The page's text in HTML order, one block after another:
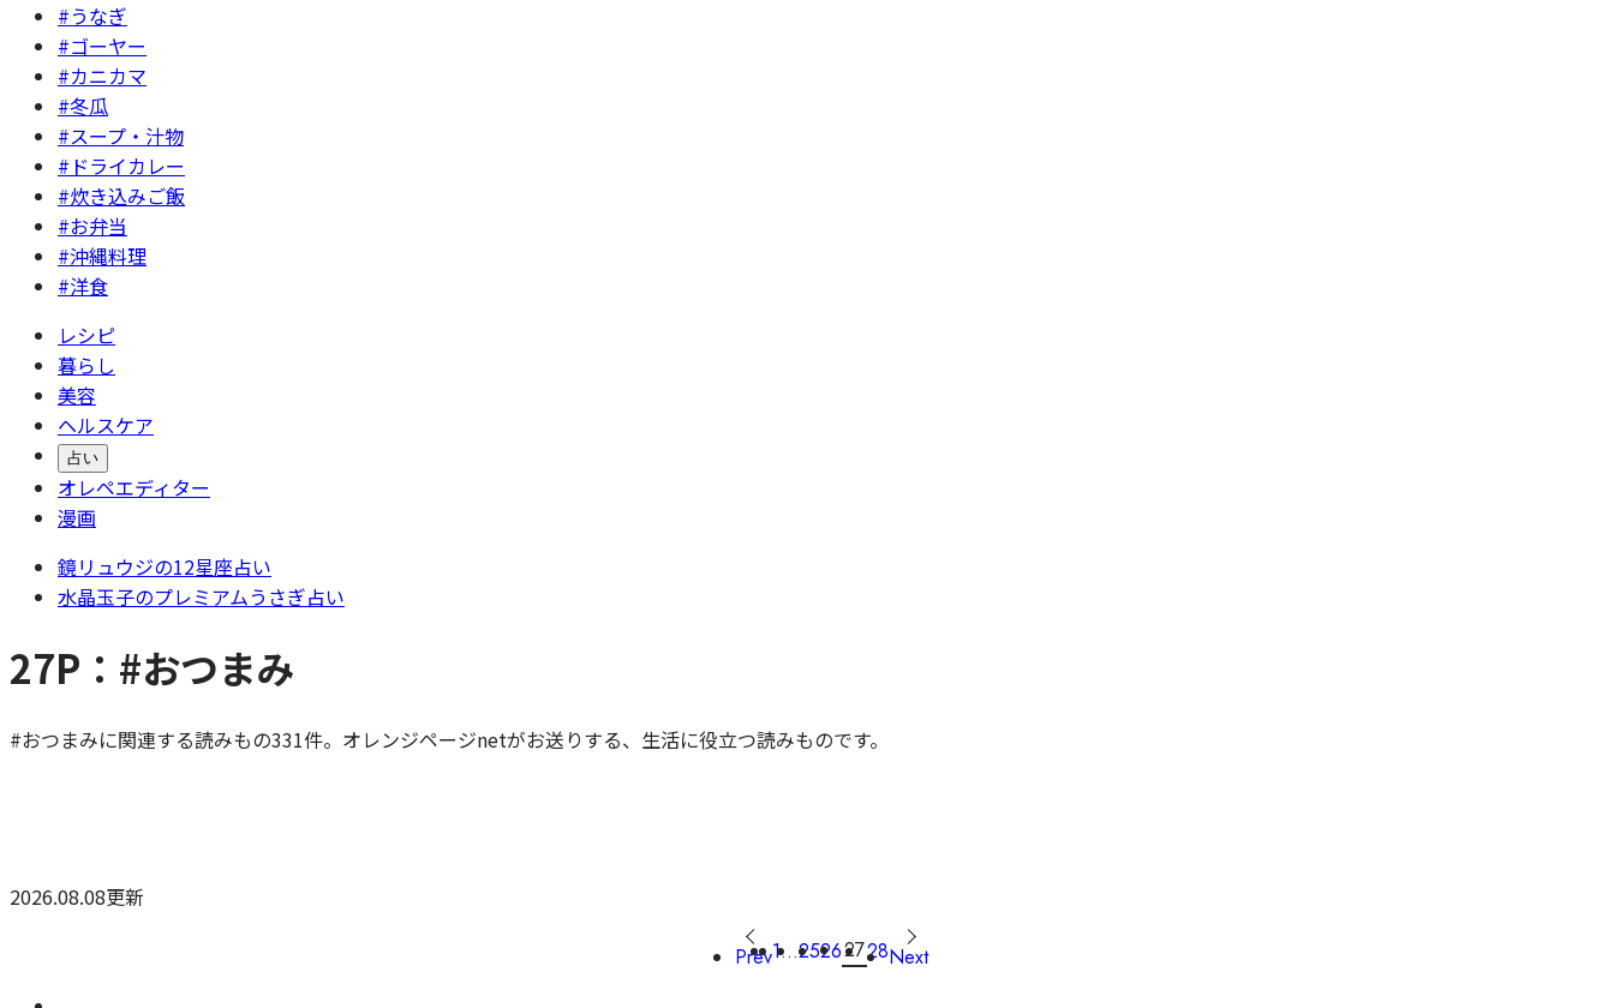
#うなぎ
#ゴーヤー
#カニカマ
#冬瓜
#スープ・汁物
#ドライカレー
#炊き込みご飯
#お弁当
#沖縄料理
#洋食
レシピ
暮らし
美容
ヘルスケア
占い
オレペエディター
漫画
鏡リュウジの12星座占い
水晶玉子のプレミアムうさぎ占い
27P：#おつまみ
#おつまみに関連する読みもの331件。オレンジページnetがお送りする、生活に役立つ読みものです。
2026.08.08更新
Prev1…25262728Next